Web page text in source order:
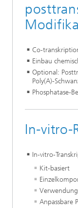
Co-
Einbau
Optional:
Poly(A)-
Phosphatase-
In-vitro-
In-vitro-
Kit-basiert
Anpassbare